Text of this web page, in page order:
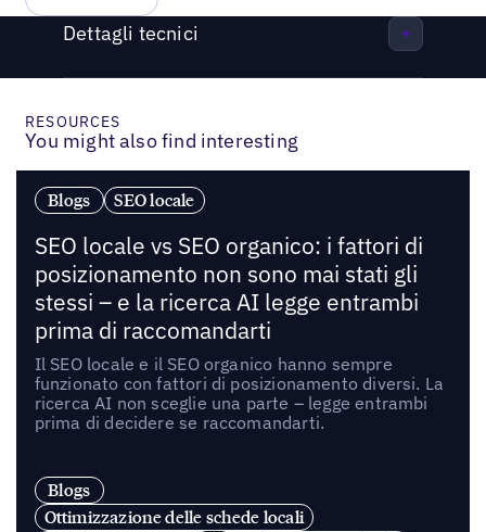
Dettagli tecnici
RESOURCES
You might also find interesting
Blogs SEO locale
SEO locale vs SEO organico: i fattori di
posizionamento non sono mai stati gli
stessi – e la ricerca AI legge entrambi
prima di raccomandarti
Il SEO locale e il SEO organico hanno sempre
funzionato con fattori di posizionamento diversi. La
ricerca AI non sceglie una parte – legge entrambi
prima di decidere se raccomandarti.
Blogs
Ottimizzazione delle schede locali